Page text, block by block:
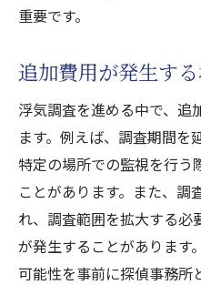
重要です。
追加費用が発生す
浮気調査を進める中で、追
ます。例えば、調査期間を
特定の場所での監視を行う
ことがあります。また、調
れ、調査範囲を拡大する必
が発生することがあります
可能性を事前に探偵事務